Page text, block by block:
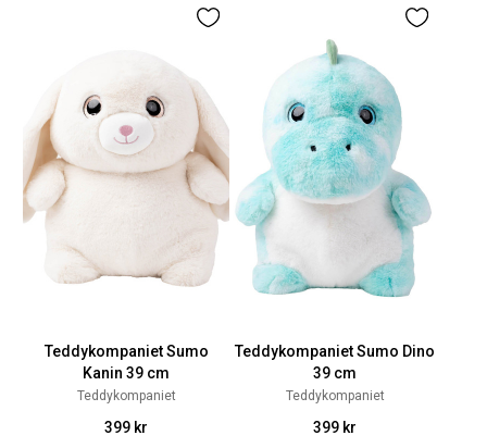
Teddykompaniet Sumo
Kanin 39 cm
Teddykompaniet
399 kr
Teddykompaniet Sumo Dino
39 cm
Teddykompaniet
399 kr